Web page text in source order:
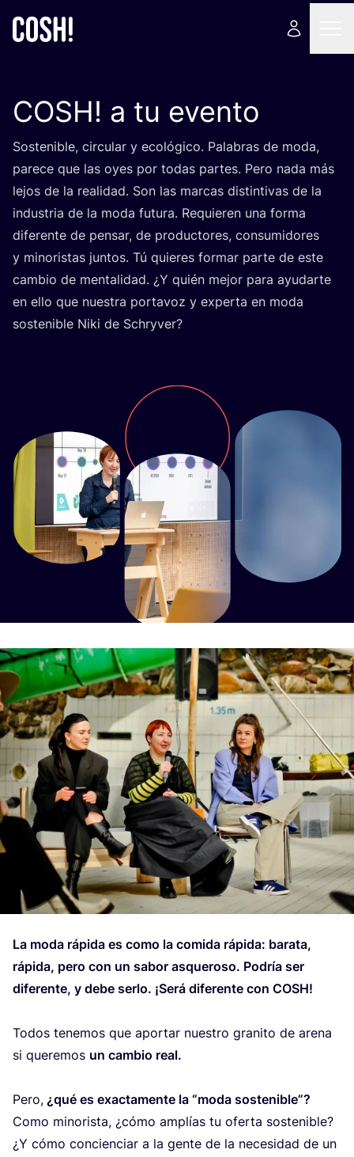
COSH! a tu evento
Sos­te­ni­ble, cir­cu­lar y eco­ló­gi­co. Pala­bras de moda,
pare­ce que las oyes por todas par­tes. Pero nada más
lejos de la reali­dad. Son las mar­cas dis­tin­ti­vas de la
indus­tria de la moda futu­ra. Requie­ren una for­ma
dife­ren­te de pen­sar, de pro­duc­to­res, con­su­mi­do­res
y mino­ris­tas jun­tos. Tú quie­res for­mar par­te de este
cam­bio de men­ta­li­dad. ¿Y quién mejor para ayu­dar­te
en ello que nues­tra por­ta­voz y exper­ta en moda
sos­te­ni­ble Niki de Schryver?
La moda rápi­da es como la comi­da rápi­da: bara­ta,
rápi­da, pero con un sabor asque­ro­so. Podría ser
dife­ren­te, y debe ser­lo. ¡Será dife­ren­te con COSH!
Todos tene­mos que apor­tar nues­tro gra­ni­to de are­na
si que­re­mos un cam­bio real.
Pero, ¿qué es exac­ta­men­te la “moda sos­te­ni­ble”?
Como mino­ris­ta, ¿cómo amplías tu ofer­ta sos­te­ni­ble?
¿Y cómo con­cien­ciar a la gen­te de la nece­si­dad de un